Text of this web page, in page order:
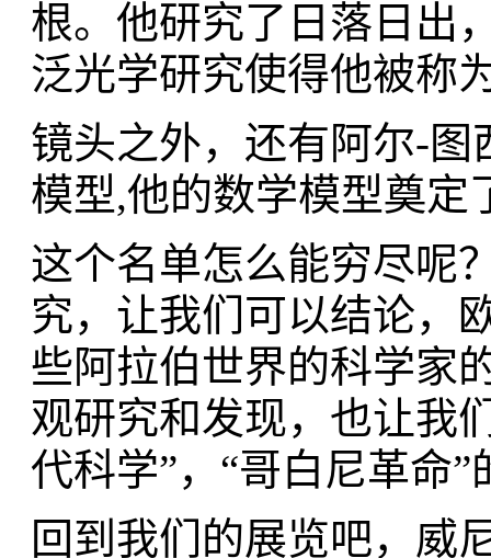
根。他研究了日落日出
泛光学研究使得他被称
镜头之外，还有阿尔-
模型,他的数学模型奠定
这个名单怎么能穷尽呢
究，让我们可以结论，
些阿拉伯世界的科学家
观研究和发现，也让我
代科学”，“哥白尼革命
回到我们的展览吧，威